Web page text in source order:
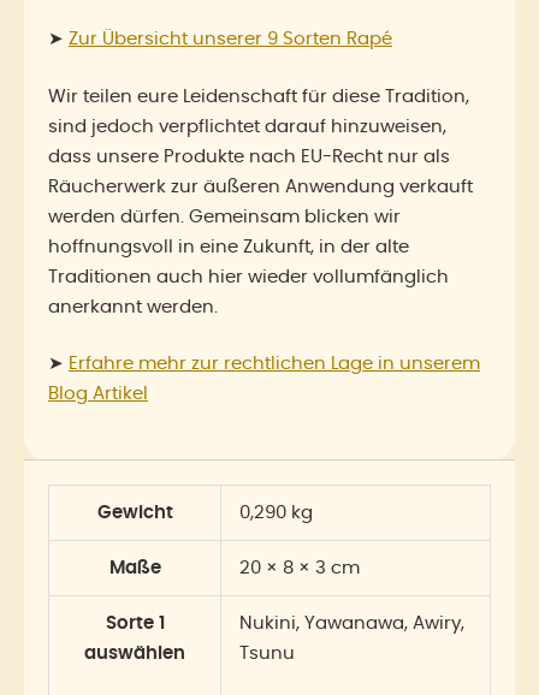
➤ Zur Übersicht unserer 9 Sorten Rapé
Wir teilen eure Leidenschaft für diese Tradition,
sind jedoch verpflichtet darauf hinzuweisen,
dass unsere Produkte nach EU-Recht nur als
Räucherwerk zur äußeren Anwendung verkauft
werden dürfen. Gemeinsam blicken wir
hoffnungsvoll in eine Zukunft, in der alte
Traditionen auch hier wieder vollumfänglich
anerkannt werden.
➤ Erfahre mehr zur rechtlichen Lage in unserem
Blog Artikel
Gewicht 0,290 kg
Maße 20 × 8 × 3 cm
Sorte 1
auswählen
Nukini, Yawanawa, Awiry,
Tsunu